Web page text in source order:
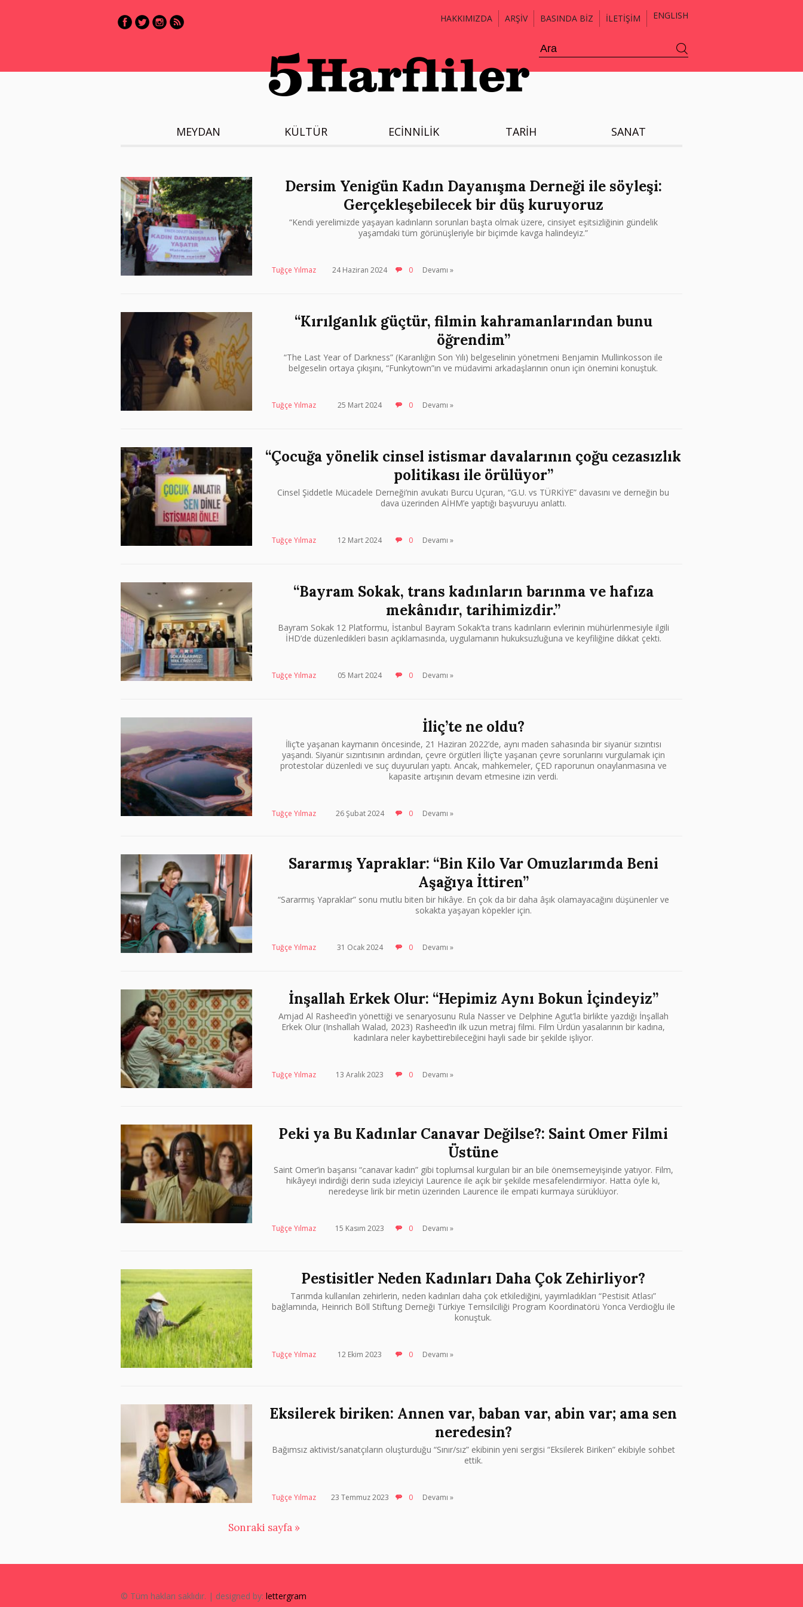
HAKKIMIZDA ARŞİV BASINDA BİZ İLETİŞİM ENGLISH
MEYDAN KÜLTÜR ECİNNİLİK TARİH SANAT
Dersim Yenigün Kadın Dayanışma Derneği ile söyleşi:
Gerçekleşebilecek bir düş kuruyoruz
“Kendi yerelimizde yaşayan kadınların sorunları başta olmak üzere, cinsiyet eşitsizliğinin gündelik
yaşamdaki tüm görünüşleriyle bir biçimde kavga halindeyiz.”
Tuğçe Yılmaz 24 Haziran 2024 0 Devamı »
“Kırılganlık güçtür, filmin kahramanlarından bunu
öğrendim”
“The Last Year of Darkness” (Karanlığın Son Yılı) belgeselinin yönetmeni Benjamin Mullinkosson ile
belgeselin ortaya çıkışını, “Funkytown”ın ve müdavimi arkadaşlarının onun için önemini konuştuk.
Tuğçe Yılmaz 25 Mart 2024 0 Devamı »
“Çocuğa yönelik cinsel istismar davalarının çoğu cezasızlık
politikası ile örülüyor”
Cinsel Şiddetle Mücadele Derneği’nin avukatı Burcu Uçuran, “G.U. vs TÜRKİYE” davasını ve derneğin bu
dava üzerinden AİHM’e yaptığı başvuruyu anlattı.
Tuğçe Yılmaz 12 Mart 2024 0 Devamı »
“Bayram Sokak, trans kadınların barınma ve hafıza
mekânıdır, tarihimizdir.”
Bayram Sokak 12 Platformu, İstanbul Bayram Sokak’ta trans kadınların evlerinin mühürlenmesiyle ilgili
İHD’de düzenledikleri basın açıklamasında, uygulamanın hukuksuzluğuna ve keyfiliğine dikkat çekti.
Tuğçe Yılmaz 05 Mart 2024 0 Devamı »
İliç’te ne oldu?
İliç’te yaşanan kaymanın öncesinde, 21 Haziran 2022’de, aynı maden sahasında bir siyanür sızıntısı
yaşandı. Siyanür sızıntısının ardından, çevre örgütleri İliç’te yaşanan çevre sorunlarını vurgulamak için
protestolar düzenledi ve suç duyuruları yaptı. Ancak, mahkemeler, ÇED raporunun onaylanmasına ve
kapasite artışının devam etmesine izin verdi.
Tuğçe Yılmaz 26 Şubat 2024 0 Devamı »
Sararmış Yapraklar: “Bin Kilo Var Omuzlarımda Beni
Aşağıya İttiren”
“Sararmış Yapraklar” sonu mutlu biten bir hikâye. En çok da bir daha âşık olamayacağını düşünenler ve
sokakta yaşayan köpekler için.
Tuğçe Yılmaz 31 Ocak 2024 0 Devamı »
İnşallah Erkek Olur: “Hepimiz Aynı Bokun İçindeyiz”
Amjad Al Rasheed’in yönettiği ve senaryosunu Rula Nasser ve Delphine Agut’la birlikte yazdığı İnşallah
Erkek Olur (Inshallah Walad, 2023) Rasheed’in ilk uzun metraj filmi. Film Ürdün yasalarının bir kadına,
kadınlara neler kaybettirebileceğini hayli sade bir şekilde işliyor.
Tuğçe Yılmaz 13 Aralık 2023 0 Devamı »
Peki ya Bu Kadınlar Canavar Değilse?: Saint Omer Filmi
Üstüne
Saint Omer’in başarısı “canavar kadın” gibi toplumsal kurguları bir an bile önemsemeyişinde yatıyor. Film,
hikâyeyi indirdiği derin suda izleyiciyi Laurence ile açık bir şekilde mesafelendirmiyor. Hatta öyle ki,
neredeyse lirik bir metin üzerinden Laurence ile empati kurmaya sürüklüyor.
Tuğçe Yılmaz 15 Kasım 2023 0 Devamı »
Pestisitler Neden Kadınları Daha Çok Zehirliyor?
Tarımda kullanılan zehirlerin, neden kadınları daha çok etkilediğini, yayımladıkları “Pestisit Atlası”
bağlamında, Heinrich Böll Stiftung Derneği Türkiye Temsilciliği Program Koordinatörü Yonca Verdioğlu ile
konuştuk.
Tuğçe Yılmaz 12 Ekim 2023 0 Devamı »
Eksilerek biriken: Annen var, baban var, abin var; ama sen
neredesin?
Bağımsız aktivist/sanatçıların oluşturduğu “Sınır/sız” ekibinin yeni sergisi “Eksilerek Biriken” ekibiyle sohbet
ettik.
Tuğçe Yılmaz 23 Temmuz 2023 0 Devamı »
Sonraki sayfa »
© Tüm hakları saklıdır. | designed by: lettergram